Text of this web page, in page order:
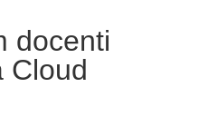
docenti
Cloud